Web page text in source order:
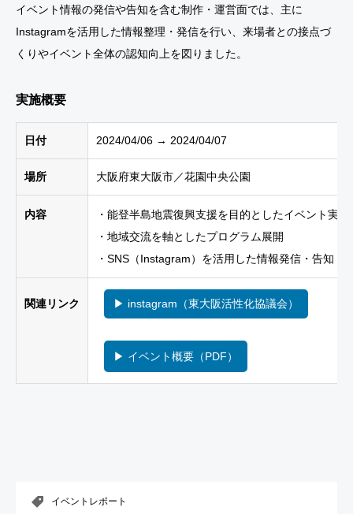
イベント情報の発信や告知を含む制作・運営面では、主に
Instagramを活用した情報整理・発信を行い、来場者との接点づ
くりやイベント全体の認知向上を図りました。
実施概要
日付 2024/04/06 → 2024/04/07
場所 大阪府東大阪市／花園中央公園
内容
・能登半島地震復興支援を目的としたイベント実施
・地域交流を軸としたプログラム展開
・SNS（Instagram）を活用した情報発信・告知
関連リンク ▶ instagram（東大阪活性化協議会）
▶ イベント概要（PDF）
イベントレポート